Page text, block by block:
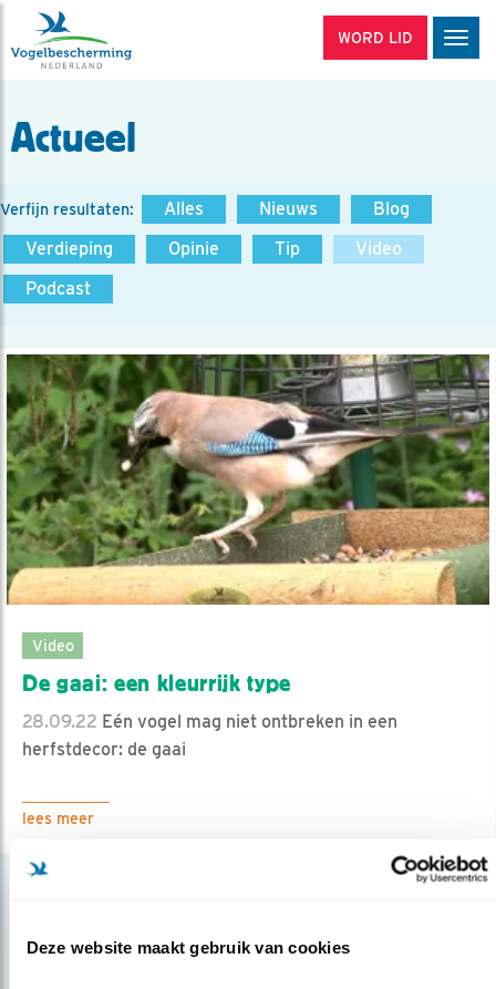
Deze website maakt gebruik van cookies
WORD LID
Actueel
Verfijn resultaten: Alles Nieuws
Blog
Verdieping
Opinie Tip
Video
Podcast
Video
De gaai: een kleurrijk type
28.09.22 Eén vogel mag niet ontbreken in een
herfstdecor: de gaai
lees meer